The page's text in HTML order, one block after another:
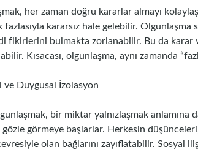
her zaman doğru kararlar almayı
fazlasıyla kararsız hale gelebilir.
fikirlerini bulmakta zorlanabilir. Bu da
Kısacası, olgunlaşma, aynı zamanda
ve Duygusal İzolasyon
bir miktar yalnızlaşmak
görmeye başlarlar. Herkesin
olan bağlarını zayıflatabilir. Sosyal